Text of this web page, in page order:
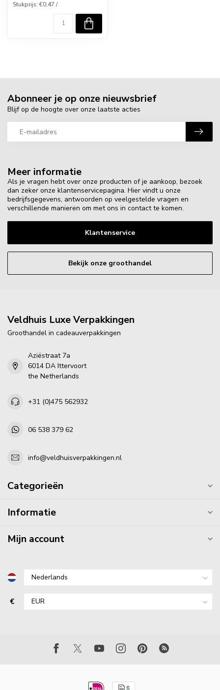
Stukprijs: €0,47 /
Meer informatie
Als je vragen hebt over onze producten of je aankoop, bezoek
dan zeker onze klantenservicepagina. Hier vindt u onze
bedrijfsgegevens, antwoorden op veelgestelde vragen en
verschillende manieren om met ons in contact te komen.
Klantenservice
Bekijk onze groothandel
Abonneer je op onze nieuwsbrief
Blijf op de hoogte over onze laatste acties
Veldhuis Luxe Verpakkingen
Groothandel in cadeauverpakkingen
Aziëstraat 7a
6014 DA Ittervoort
the Netherlands
+31 (0)475 562932
06 538 379 62
info@veldhuisverpakkingen.nl
Categorieën
Informatie
Mijn account
€